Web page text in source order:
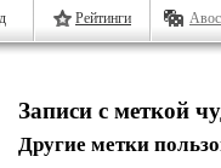
Рейтинги
Записи с меткой
Другие метки